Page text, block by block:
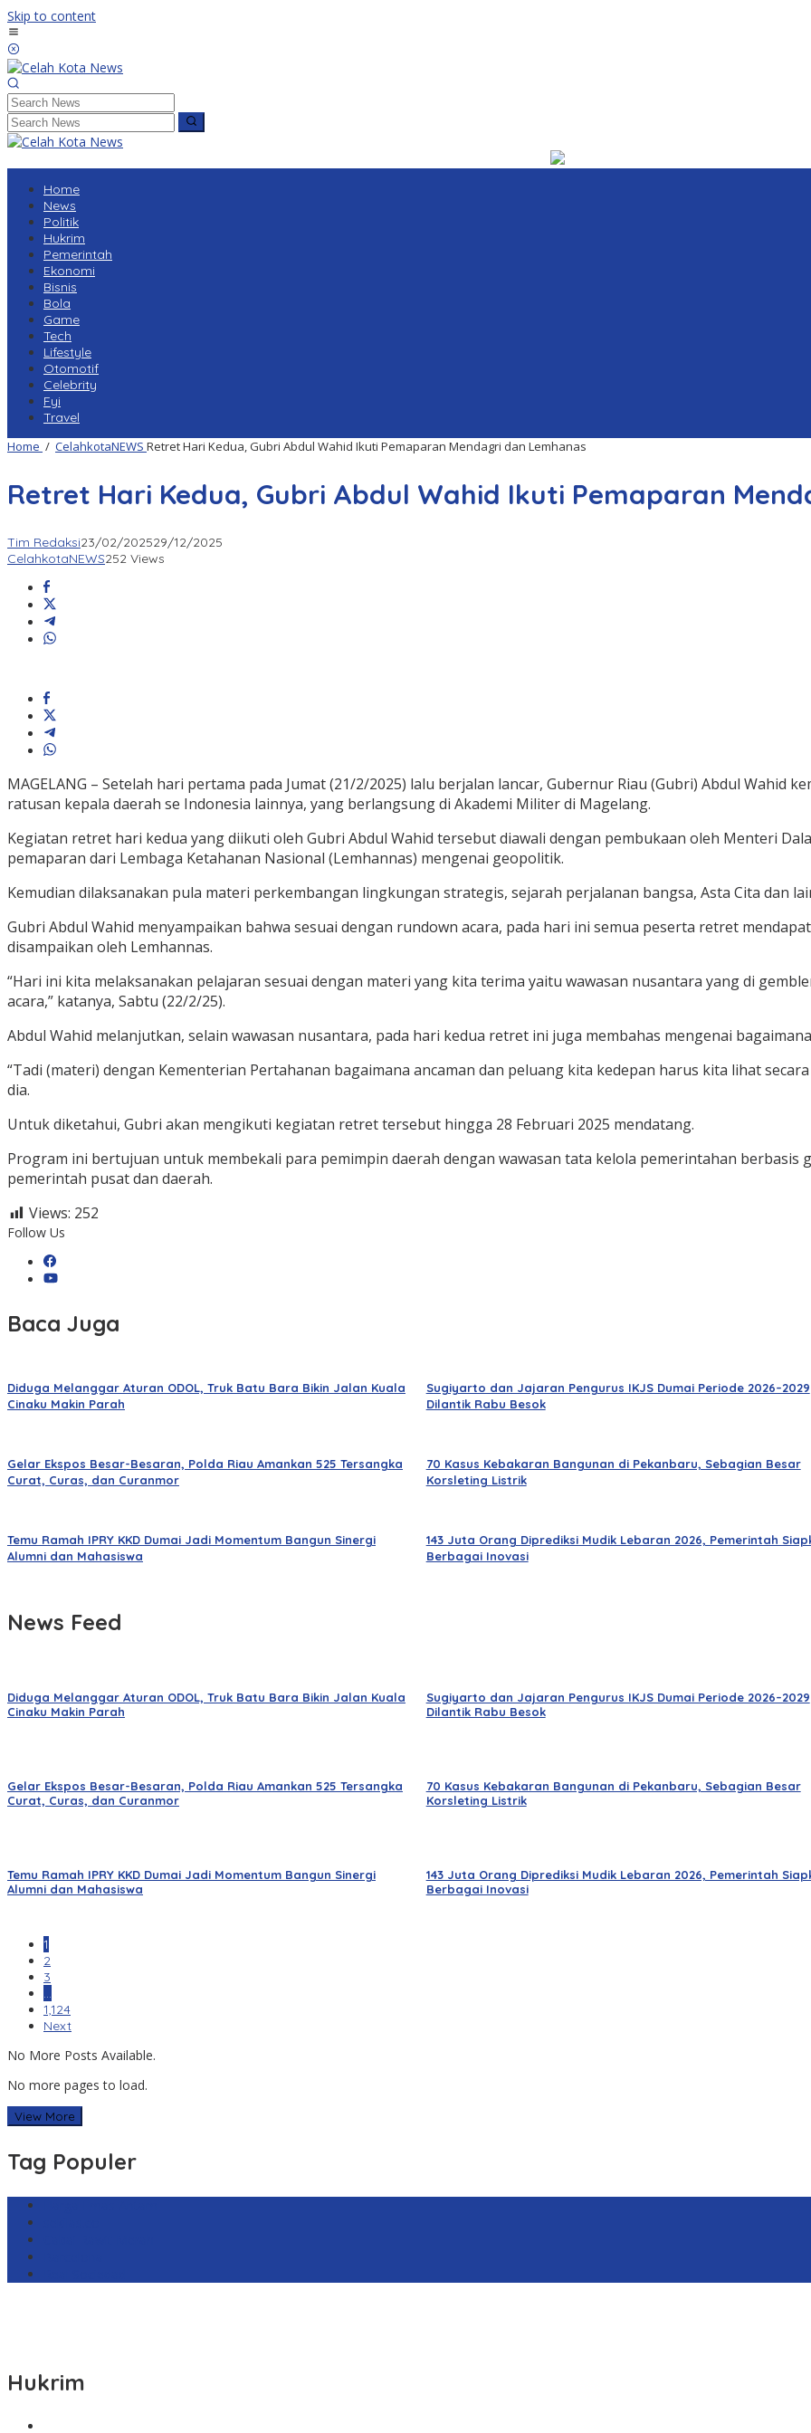
Skip to content
Home
News
Politik
Hukrim
Pemerintah
Ekonomi
Bisnis
Bola
Game
Tech
Lifestyle
Otomotif
Celebrity
Fyi
Travel
Home / CelahkotaNEWS Retret Hari Kedua, Gubri Abdul Wahid Ikuti Pemaparan Mendagri dan Lemhanas
Retret Hari Kedua, Gubri Abdul Wahid Ikuti Pemaparan
Tim Redaksi23/02/202529/12/2025
CelahkotaNEWS252 Views
MAGELANG – Setelah hari pertama pada Jumat (21/2/2025) lalu berjalan lancar, Gubernur Riau (Gubri) Abdul Wahid
ratusan kepala daerah se Indonesia lainnya, yang berlangsung di Akademi Militer di Magelang.
Kegiatan retret hari kedua yang diikuti oleh Gubri Abdul Wahid tersebut diawali dengan pembukaan oleh Menteri
pemaparan dari Lembaga Ketahanan Nasional (Lemhannas) mengenai geopolitik.
Kemudian dilaksanakan pula materi perkembangan lingkungan strategis, sejarah perjalanan bangsa, Asta Cita dan
Gubri Abdul Wahid menyampaikan bahwa sesuai dengan rundown acara, pada hari ini semua peserta retret
disampaikan oleh Lemhannas.
“Hari ini kita melaksanakan pelajaran sesuai dengan materi yang kita terima yaitu wawasan nusantara yang di
acara,” katanya, Sabtu (22/2/25).
Abdul Wahid melanjutkan, selain wawasan nusantara, pada hari kedua retret ini juga membahas mengenai
“Tadi (materi) dengan Kementerian Pertahanan bagaimana ancaman dan peluang kita kedepan harus kita lihat
dia.
Untuk diketahui, Gubri akan mengikuti kegiatan retret tersebut hingga 28 Februari 2025 mendatang.
Program ini bertujuan untuk membekali para pemimpin daerah dengan wawasan tata kelola pemerintahan
pemerintah pusat dan daerah.
Views: 252
Follow Us
Baca Juga
Diduga Melanggar Aturan ODOL, Truk Batu Bara Bikin Jalan Kuala
Cinaku Makin Parah
Sugiyarto dan Jajaran Pengurus IKJS Dumai Periode 2026–2029
Dilantik Rabu Besok
Gelar Ekspos Besar-Besaran, Polda Riau Amankan 525 Tersangka
Curat, Curas, dan Curanmor
70 Kasus Kebakaran Bangunan di Pekanbaru, Sebagian Besar
Korsleting Listrik
Temu Ramah IPRY KKD Dumai Jadi Momentum Bangun Sinergi
Alumni dan Mahasiswa
143 Juta Orang Diprediksi Mudik Lebaran 2026, Pemerintah
Berbagai Inovasi
News Feed
Diduga Melanggar Aturan ODOL, Truk Batu Bara Bikin Jalan Kuala
Cinaku Makin Parah
Sugiyarto dan Jajaran Pengurus IKJS Dumai Periode 2026–2029
Dilantik Rabu Besok
Gelar Ekspos Besar-Besaran, Polda Riau Amankan 525 Tersangka
Curat, Curas, dan Curanmor
70 Kasus Kebakaran Bangunan di Pekanbaru, Sebagian Besar
Korsleting Listrik
Temu Ramah IPRY KKD Dumai Jadi Momentum Bangun Sinergi
Alumni dan Mahasiswa
143 Juta Orang Diprediksi Mudik Lebaran 2026, Pemerintah
Berbagai Inovasi
1
2
3
…
1,124
Next
No More Posts Available.
No more pages to load.
View More
Tag Populer
Hukrim